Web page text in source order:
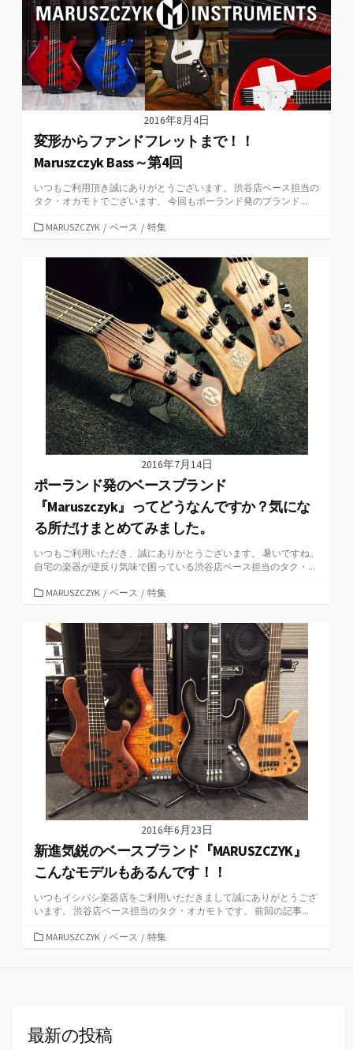
2016年8月4日
変形からファンドフレットまで！！
Maruszczyk Bass～第4回
いつもご利用頂き誠にありがとうございます。 渋谷店ベース担当の
タク・オカモトでございます。 今回もポーランド発のブランド...
カ
ゴ
ー
MARUSZCZYK / ベース / 特集
2016年7月14日
ポーランド発のベースブランド
『Maruszczyk』ってどうなんですか？気にな
る所だけまとめてみました。
いつもご利用いただき、誠にありがとうございます。 暑いですね。
自宅の楽器が逆反り気味で困っている渋谷店ベース担当のタク・...
カ
ゴ
リ
MARUSZCZYK / ベース / 特集
2016年6月23日
新進気鋭のベースブランド『MARUSZCZYK』
こんなモデルもあるんです！！
いつもイシバシ楽器店をご利用いただきまして誠にありがとうござ
います。 渋谷店ベース担当のタク・オカモトです。 前回の記事...
カMARUSZCZYK / ベース / 特集
最新の投稿